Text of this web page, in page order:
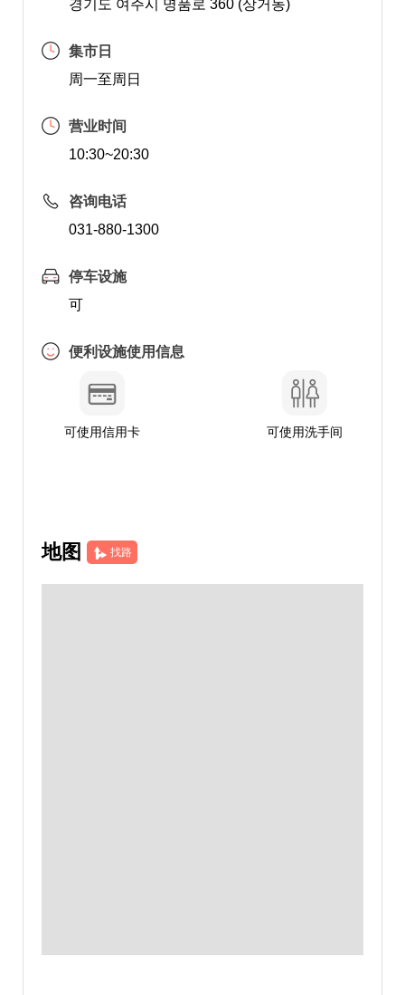
경기도 여주시 명품로 360 (상거동)
集市日
周一至周日
营业时间
10:30~20:30
咨询电话
031-880-1300
停车设施
可
便利设施使用信息
可使用信用卡 可使用洗手间
地图 找路